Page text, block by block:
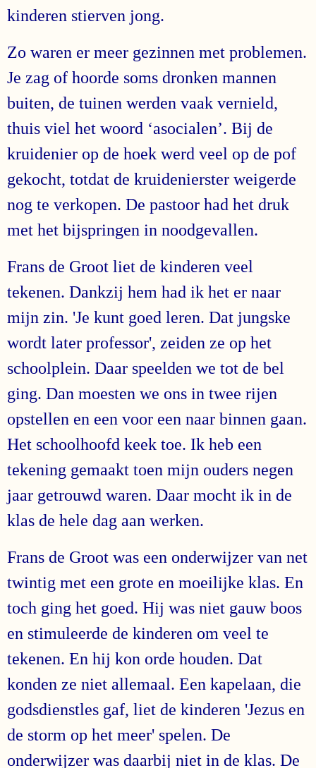
kinderen stierven jong.
Zo waren er meer gezinnen met problemen.
Je zag of hoorde soms dronken mannen
buiten, de tuinen werden vaak vernield,
thuis viel het woord ‘asocialen’. Bij de
kruidenier op de hoek werd veel op de pof
gekocht, totdat de kruidenierster weigerde
nog te verkopen. De pastoor had het druk
met het bijspringen in noodgevallen.
Frans de Groot liet de kinderen veel
tekenen. Dankzij hem had ik het er naar
mijn zin. 'Je kunt goed leren. Dat jungske
wordt later professor', zeiden ze op het
schoolplein. Daar speelden we tot de bel
ging. Dan moesten we ons in twee rijen
opstellen en een voor een naar binnen gaan.
Het schoolhoofd keek toe. Ik heb een
tekening gemaakt toen mijn ouders negen
jaar getrouwd waren. Daar mocht ik in de
klas de hele dag aan werken.
Frans de Groot was een onderwijzer van net
twintig met een grote en moeilijke klas. En
toch ging het goed. Hij was niet gauw boos
en stimuleerde de kinderen om veel te
tekenen. En hij kon orde houden. Dat
konden ze niet allemaal. Een kapelaan, die
godsdienstles gaf, liet de kinderen 'Jezus en
de storm op het meer' spelen. De
onderwijzer was daarbij niet in de klas. De